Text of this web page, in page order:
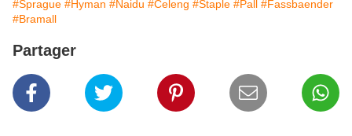
#Sprague #Hyman #Naidu #Celeng #Staple #Pall #Fassbaender
#Bramall
Partager